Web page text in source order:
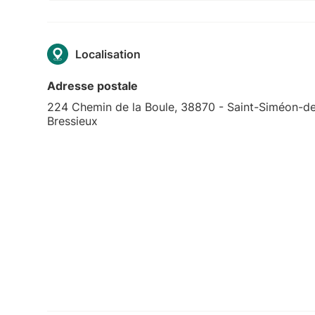
Localisation
Adresse postale
224 Chemin de la Boule, 38870 - Saint-Siméon-
Bressieux